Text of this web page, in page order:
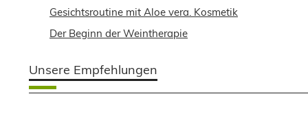
Gesichtsroutine mit Aloe vera. Kosmetik
Der Beginn der Weintherapie
Unsere Empfehlungen